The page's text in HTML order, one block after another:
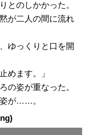
とのしかかった。
が二人の間に流れ
ゆっくりと口を開
めます。」
の姿が重なった。
が……。